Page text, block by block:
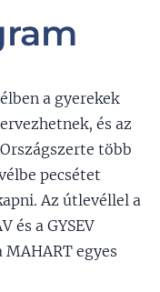
a gyerekek
és az
több
pecsétet
Az útlevéllel a
és a GYSEV
egyes